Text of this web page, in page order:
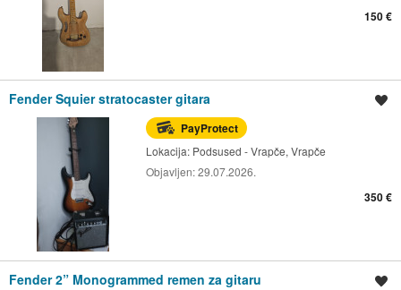
150 €
Fender Squier stratocaster gitara
PayProtect
Lokacija: Podsused - Vrapče, Vrapče
Objavljen:29.07.2026.
350 €
Fender 2” Monogrammed remen za gitaru